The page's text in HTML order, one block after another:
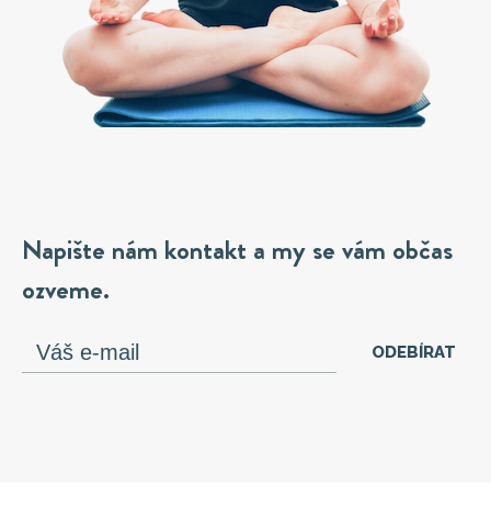
Napište nám kontakt a my se vám občas
ozveme.
ODEBÍRAT